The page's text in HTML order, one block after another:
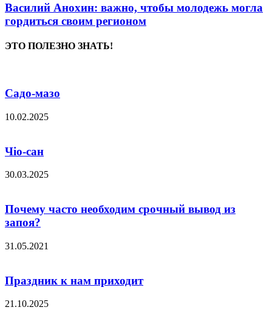
Василий Анохин: важно, чтобы молодежь могла
гордиться своим регионом
ЭТО ПОЛЕЗНО ЗНАТЬ!
Садо-мазо
10.02.2025
Чіо-сан
30.03.2025
Почему часто необходим срочный вывод из
запоя?
31.05.2021
Праздник к нам приходит
21.10.2025